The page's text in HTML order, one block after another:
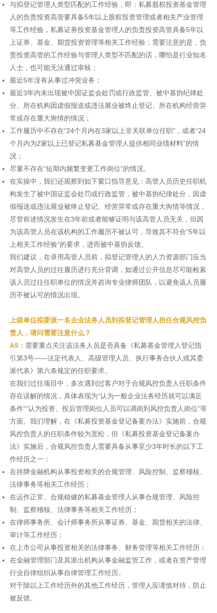
与拟登记管理人类型匹配的工作经验，即：私募股权投资基金管理
人的负责投资高管要具备5年以上股权投资管理或者相关产业管理
等工作经验，私募证券投资基金管理人的负责投资高管具备5年以
上证券、基金、期货投资管理等相关工作经验；需要注意的是，负
责投资高管的工作经验与管理人类型不匹配的话，哪怕是行业知名
人士，也可能无法通过审核；
最近5年没有从事过冲突业务；
最近3年内未出现被中国证监会处罚或行政监管、被中基协纪律处
分、所在机构因虚假报送或违法展业被终止登记、所在机构经营异
常或存在重大舆情的情况；
工作履历中不存在“24个月内在3家以上非关联单位任职”，或者“24
个月内为2家以上已登记私募基金管理人提供相同业绩材料”的情
况；
尽量不存在“短期内频繁变更工作岗位”的情况。
在实操中，我们还观察到如下窗口指导意见：高管人员历史任职机
构发生了被中国证监会处罚或行政监管，被中基协纪律处分，因虚
假报送或违法展业被终止登记、经营异常或存在重大舆情等情况，
尽管前述情况发生在3年前或者能够证明与该高管人员无关，但因
为该高管人员在该机构的工作履历不被认可，导致其不符合“5年以
上相关工作经验”的要求，进而被中基协反馈。
我们建议，在录用高管人员前，拟登记管理人的人力资源部门应当
对高管人员的过往履历进行充分背调，如通过公开信息尽可能检索
该人员过往任职单位的情况并咨询专业律师团队，以避免该人员履
历不被认可的情况出现。
上级单位拟委派一名企业法务人员到拟登记管理人担任合规风控负
责人，请问需要注意什么？
A9： 需要重点关注该法务人员是否具备《私募基金管理人登记指
引第3号——法定代表人、高级管理人员、执行事务合伙人或其委
派代表》第六条规定的任职要求。
在我们过往项目中，多次遇到过客户对于合规风控负责人任职条件
存在误解的情况，具体表现为“认为一般企业法务经历就可以满足
条件”“认为投资、投后管理岗位人员可以调岗到风控负责人岗位”等
方面。我们理解，在《私募投资基金登记备案办法》实施前，合规
风控负责人的任职条件较为宽松，但《私募投资基金登记备案办
法》实施后，合规风控负责人需要具备从事至少3年时长的以下工
作经历之一：
在持牌金融机构从事投资相关的合规管理、风险控制、监察稽核、
法律事务等相关工作经历；
在运作正常、合规稳健的私募基金管理人从事合规管理、风险控
制、监察稽核、法律事务等相关工作经历；
在律师事务所、会计师事务所从事证券、基金、期货相关的法律、
审计等工作经历；
在上市公司从事投资相关的法律事务、财务管理等相关工作经历；
在金融管理部门及其派出机构从事金融监管工作，或者在资产管理
行业自律组织从事自律管理工作经历。
对于除以上工作经历外的其他工作经历，管理人应谨慎对待，防止
被反馈。